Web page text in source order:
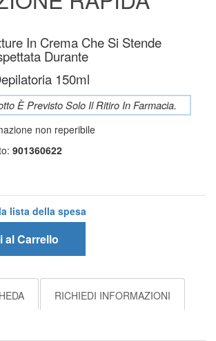
In Crema Che Si Stende
Durante
150ml
È Previsto Solo Il Ritiro In Farmacia.
non reperibile
901360622
lista della spesa
al Carrello
RICHIEDI INFORMAZIONI